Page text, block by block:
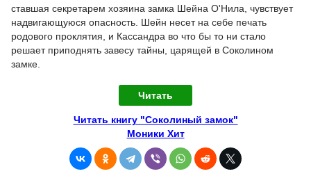
ставшая секретарем хозяина замка Шейна О'Нила, чувствует
надвигающуюся опасность. Шейн несет на себе печать
родового проклятия, и Кассандра во что бы то ни стало
решает приподнять завесу тайны, царящей в Соколином
замке.
Читать
Читать книгу "Соколиный замок"
Моники Хит